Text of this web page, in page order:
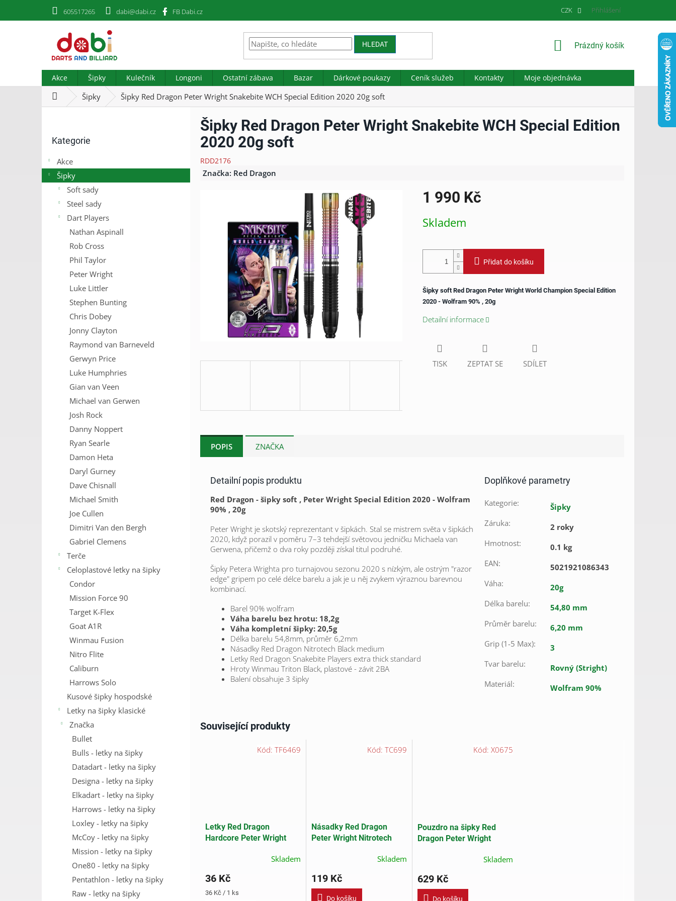
605517265 dabi@dabi.cz FB Dabi.cz CZK Přihlášení
HLEDAT
NÁKUPNÍ
Prázdný košík
Akce Šipky Kulečník Longoni Ostatní zábava Bazar Dárkové poukazy Ceník služeb Kontakty Moje objednávka
DomůŠipky Šipky Red Dragon Peter Wright Snakebite WCH Special Edition 2020 20g soft
a
kategorie
Kategorie
Akce
Šipky
Soft sady
Steel sady
Dart Players
Nathan Aspinall
Rob Cross
Phil Taylor
Peter Wright
Luke Littler
Stephen Bunting
Chris Dobey
Jonny Clayton
Raymond van Barneveld
Gerwyn Price
Luke Humphries
Gian van Veen
Michael van Gerwen
Josh Rock
Danny Noppert
Ryan Searle
Damon Heta
Daryl Gurney
Dave Chisnall
Michael Smith
Joe Cullen
Dimitri Van den Bergh
Gabriel Clemens
Terče
Celoplastové letky na šipky
Condor
Mission Force 90
Target K-Flex
Goat A1R
Winmau Fusion
Nitro Flite
Caliburn
Harrows Solo
Kusové šipky hospodské
Letky na šipky klasické
Značka
Bullet
Bulls - letky na šipky
Datadart - letky na šipky
Designa - letky na šipky
Elkadart - letky na šipky
Harrows - letky na šipky
Loxley - letky na šipky
McCoy - letky na šipky
Mission - letky na šipky
One80 - letky na šipky
Pentathlon - letky na šipky
Raw - letky na šipky
Šipky Red Dragon Peter Wright Snakebite WCH Special Edition
2020 20g soft
RDD2176
Značka: Red Dragon
1 990 Kč
cena:
Skladem
Přidat do košíku
Šipky soft Red Dragon Peter Wright World Champion Special Edition
2020 - Wolfram 90% , 20g
Detailní informace
TISK ZEPTAT SE SDÍLET
Související produkty
Letky Red Dragon
Hardcore Peter Wright
Skladem
36 Kč
Měrná
36 Kč / 1 ks
Kód: TF6469
Násadky Red Dragon
Peter Wright Nitrotech
Skladem
119 Kč
Do košíku
Kód: TC699
Pouzdro na šipky Red
Dragon Peter Wright
Skladem
629 Kč
Do košíku
Kód:X0675
POPIS ZNAČKA
Detailní popis produktu
Red Dragon - šipky soft , Peter Wright Special Edition 2020 - Wolfram
90% , 20g
Peter Wright je skotský reprezentant v šipkách. Stal se mistrem světa v šipkách
2020, když porazil v poměru 7–3 tehdejší světovou jedničku Michaela van
Gerwena, přičemž o dva roky později získal titul podruhé.
Šipky Petera Wrighta pro turnajovou sezonu 2020 s nízkým, ale ostrým "razor
edge" gripem po celé délce barelu a jak je u něj zvykem výraznou barevnou
kombinací.
Barel 90% wolfram
Váha barelu bez hrotu: 18,2g
Váha kompletní šipky: 20,5g
Délka barelu 54,8mm, průměr 6,2mm
Násadky Red Dragon Nitrotech Black medium
Letky Red Dragon Snakebite Players extra thick standard
Hroty Winmau Triton Black, plastové - závit 2BA
Balení obsahuje 3 šipky
Doplňkové parametry
Kategorie:
Šipky
Záruka:
2 roky
Hmotnost:
0.1 kg
EAN:
5021921086343
Váha:
20g
Délka barelu:
54,80 mm
Průměr barelu:
6,20 mm
Grip (1-5 Max):
3
Tvar barelu:
Rovný (Stright)
Materiál: Wolfram 90%